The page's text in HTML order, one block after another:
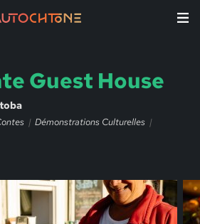
Guest House
Démonstrations Culturelles